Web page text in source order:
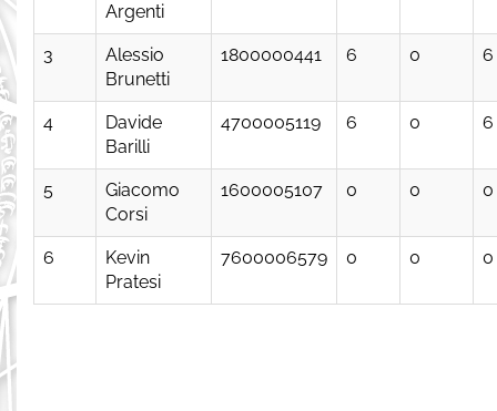
Argenti
3
Alessio
Brunetti
1800000441 6 0 6
4
Davide
Barilli
4700005119 6 0 6
5
Giacomo
Corsi
1600005107 0 0 0
6
Kevin
Pratesi
7600006579 0 0 0